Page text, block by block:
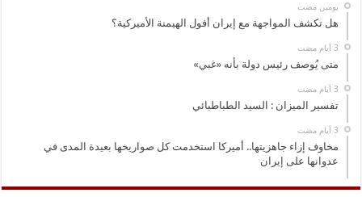
‏يومين مضت
هل تكشف المواجهة مع إيران أفول الهيمنة الأميركية؟
متى يُوصف رئيس دولة بأنه «غبي»
تفسير الميزان : السيد الطباطبائي
مخاوف إزاء جاهزيتها.. أميركا استخدمت كل صواريخها بعيدة المدى في
عدوانها على إيران